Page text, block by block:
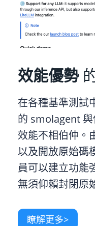
效能優勢
在各種基準測試
的 smolagent
效能不相伯仲。
以及開放原始碼
員可以建立功能
無須仰賴封閉原
瞭解更多>